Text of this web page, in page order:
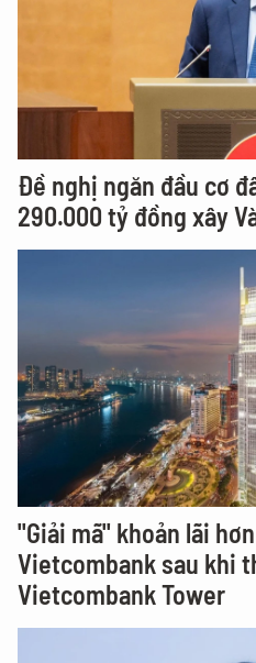
Đề nghị ngăn đầu cơ
290.000 tỷ đồng xây
"Giải mã" khoản lãi
Vietcombank sau khi
Vietcombank Tower